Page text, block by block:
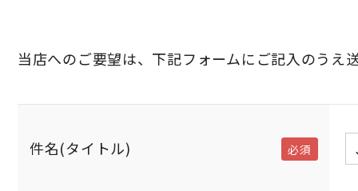
当店へのご要望は、下記フォームにご記入のうえ
件名(タイトル)